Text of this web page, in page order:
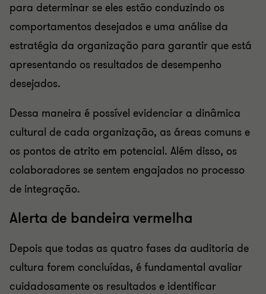
para determinar se eles estão conduzindo os
comportamentos desejados e uma análise da
estratégia da organização para garantir que está
apresentando os resultados de desempenho
desejados.
Dessa maneira é possível evidenciar a dinâmica
cultural de cada organização, as áreas comuns e
os pontos de atrito em potencial. Além disso, os
colaboradores se sentem engajados no processo
de integração.
Alerta de bandeira vermelha
Depois que todas as quatro fases da auditoria de
cultura forem concluídas, é fundamental avaliar
cuidadosamente os resultados e identificar